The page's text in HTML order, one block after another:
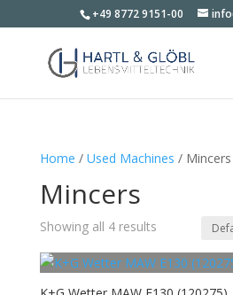
+49 8772 9151-00
Home / Used Machines / Mincers
Mincers
Showing all 4 results